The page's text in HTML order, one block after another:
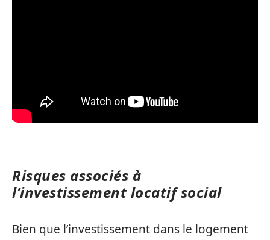
Risques associés à
l’investissement locatif social
Bien que l’investissement dans le logement